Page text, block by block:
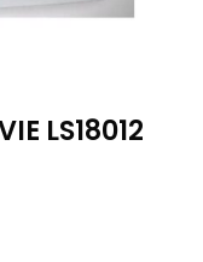
LS18012